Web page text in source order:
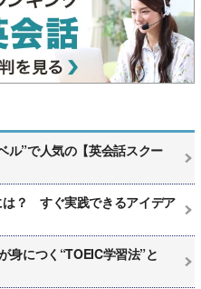
”で人気の【英会話スクー
は？ すぐ実践できるアイデア
につく“TOEIC学習法”と